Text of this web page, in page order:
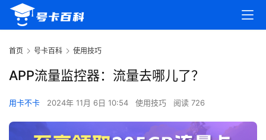
首页 号卡百科 使用技巧
APP流量监控器：流量去哪儿了？
用卡不卡 2024年 11月 6日 10:54 使用技巧 阅读 726